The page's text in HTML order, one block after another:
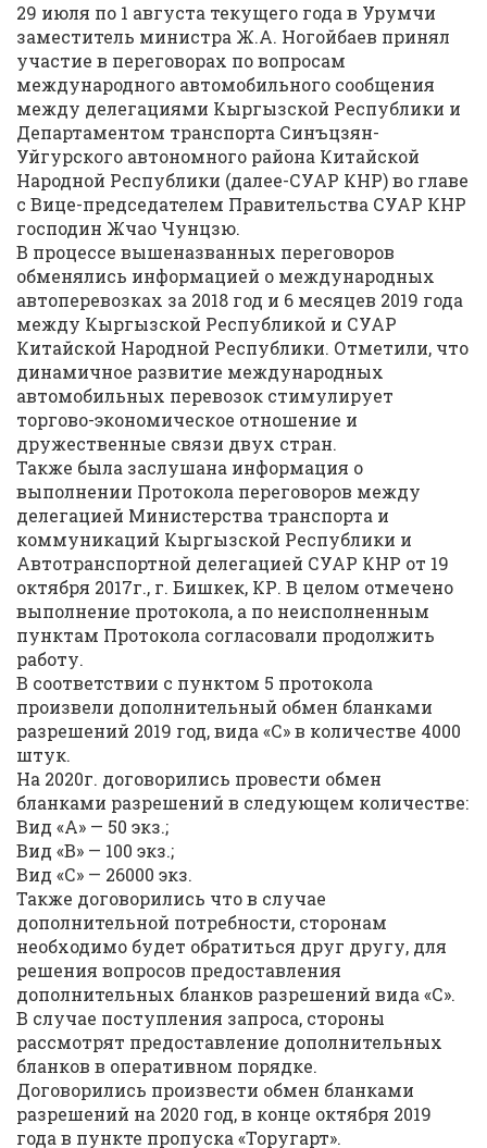
29 июля по 1 августа текущего года в Урумчи
заместитель министра Ж.А. Ногойбаев принял
участие в переговорах по вопросам
международного автомобильного сообщения
между делегациями Кыргызской Республики и
Департаментом транспорта Синъцзян-
Уйгурского автономного района Китайской
Народной Республики (далее-СУАР КНР) во главе
с Вице-председателем Правительства СУАР КНР
господин Жчао Чунцзю.
В процессе вышеназванных переговоров
обменялись информацией о международных
автоперевозках за 2018 год и 6 месяцев 2019 года
между Кыргызской Республикой и СУАР
Китайской Народной Республики. Отметили, что
динамичное развитие международных
автомобильных перевозок стимулирует
торгово-экономическое отношение и
дружественные связи двух стран.
Также была заслушана информация о
выполнении Протокола переговоров между
делегацией Министерства транспорта и
коммуникаций Кыргызской Республики и
Автотранспортной делегацией СУАР КНР от 19
октября 2017г., г. Бишкек, КР. В целом отмечено
выполнение протокола, а по неисполненным
пунктам Протокола согласовали продолжить
работу.
В соответствии с пунктом 5 протокола
произвели дополнительный обмен бланками
разрешений 2019 год, вида «С» в количестве 4000
штук.
На 2020г. договорились провести обмен
бланками разрешений в следующем количестве:
Вид «А» — 50 экз.;
Вид «В» — 100 экз.;
Вид «С» — 26000 экз.
Также договорились что в случае
дополнительной потребности, сторонам
необходимо будет обратиться друг другу, для
решения вопросов предоставления
дополнительных бланков разрешений вида «С».
В случае поступления запроса, стороны
рассмотрят предоставление дополнительных
бланков в оперативном порядке.
Договорились произвести обмен бланками
разрешений на 2020 год, в конце октября 2019
года в пункте пропуска «Торугарт».